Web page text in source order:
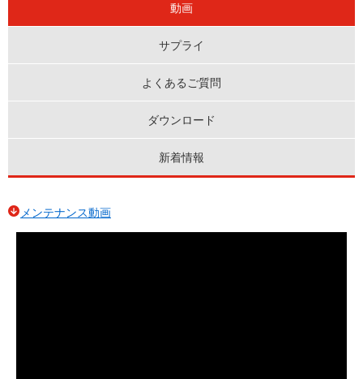
動画
サプライ
よくあるご質問
ダウンロード
新着情報
メンテナンス動画